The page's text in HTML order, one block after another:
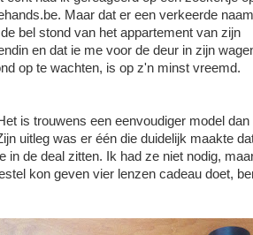
Maar dat er een verkeerde naam
bel stond van het appartement van zijn
en dat ie me voor de deur in zijn
op te wachten, is op z'n minst vreemd.
is trouwens een eenvoudiger model dan
uitleg was er één die duidelijk maakte
in de deal zitten. Ik had ze niet nodig,
kon geven vier lenzen cadeau doet,